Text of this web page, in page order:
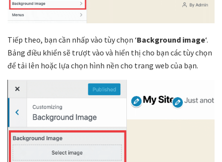
Tiếp theo, bạn cần nhấp vào tùy chọn ‘Background image‘.
Bảng điều khiển sẽ trượt vào và hiển thị cho bạn các tùy chọn
để tải lên hoặc lựa chọn hình nền cho trang web của bạn.